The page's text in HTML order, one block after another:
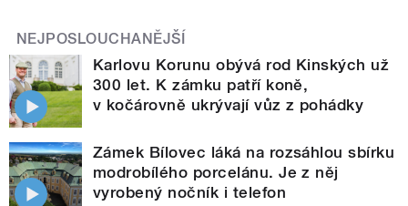
NEJPOSLOUCHANĚJŠÍ
Karlovu Korunu obývá rod Kinských už
300 let. K zámku patří koně,
v kočárovně ukrývají vůz z pohádky
Zámek Bílovec láká na rozsáhlou sbírku
modrobílého porcelánu. Je z něj
vyrobený nočník i telefon